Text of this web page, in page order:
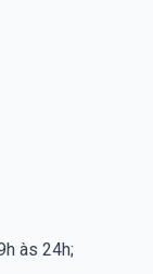
às 24h;